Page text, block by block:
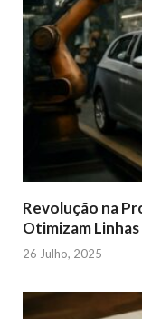
Revolução na
Otimizam
26 Julho, 2025